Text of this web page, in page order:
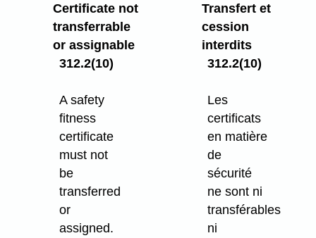
Certificate not
transferrable
or assignable
312.2(10)
A safety
fitness
certificate
must not
be
transferred
or
assigned.
Transfert et
cession
interdits
312.2(10)
Les
certificats
en matière
de
sécurité
ne sont ni
transférables
ni